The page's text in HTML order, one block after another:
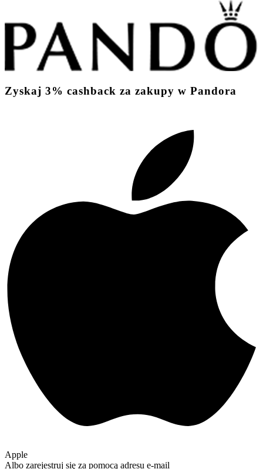
Zyskaj 3% cashback za zakupy w Pandora
Apple
Albo zarejestruj się za pomocą adresu e-mail